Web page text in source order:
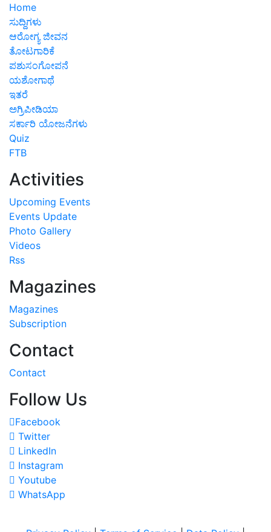
Home
ಸುದ್ದಿಗಳು
ಆರೋಗ್ಯ ಜೀವನ
ತೋಟಗಾರಿಕೆ
ಪಶುಸಂಗೋಪನೆ
ಯಶೋಗಾಥೆ
ಇತರೆ
ಅಗ್ರಿಪೀಡಿಯಾ
ಸರ್ಕಾರಿ ಯೋಜನೆಗಳು
Quiz
FTB
Activities
Upcoming Events
Events Update
Photo Gallery
Videos
Rss
Magazines
Magazines
Subscription
Contact
Contact
Follow Us
Facebook
Twitter
LinkedIn
Instagram
Youtube
WhatsApp